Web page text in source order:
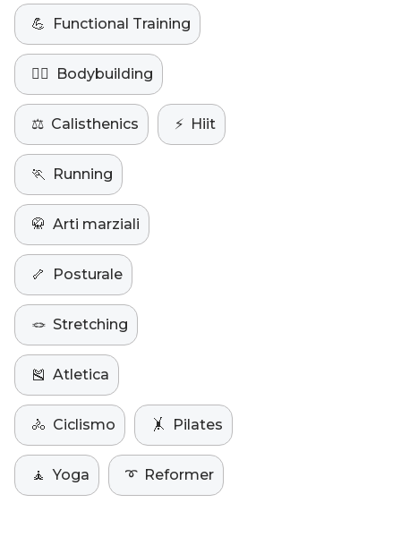
💪 Functional Training
🏋️‍♀️ Bodybuilding
⚖️ Calisthenics ⚡️ Hiit
🏃 Running
🥋 Arti marziali
🦴 Posturale
🪢 Stretching
🎽 Atletica
🚴 Ciclismo 🤸 Pilates
🧘 Yoga ➰ Reformer